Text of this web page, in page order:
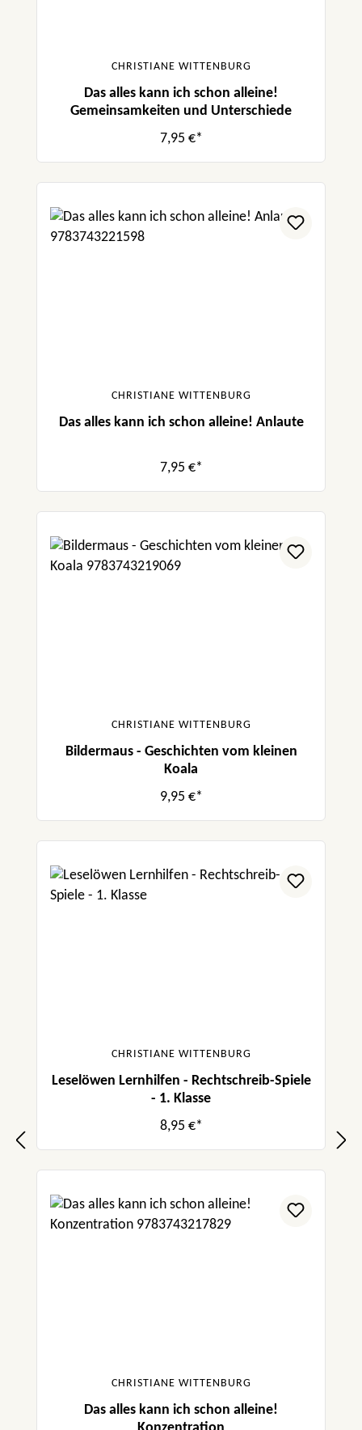
CHRISTIANE WITTENBURG
Das alles kann ich schon alleine!
Gemeinsamkeiten und Unterschiede
7,95 €*
CHRISTIANE WITTENBURG
Das alles kann ich schon alleine! Anlaute
7,95 €*
CHRISTIANE WITTENBURG
Bildermaus - Geschichten vom kleinen
Koala
9,95 €*
CHRISTIANE WITTENBURG
Leselöwen Lernhilfen - Rechtschreib-Spiele
- 1. Klasse
8,95 €*
CHRISTIANE WITTENBURG
Das alles kann ich schon alleine!